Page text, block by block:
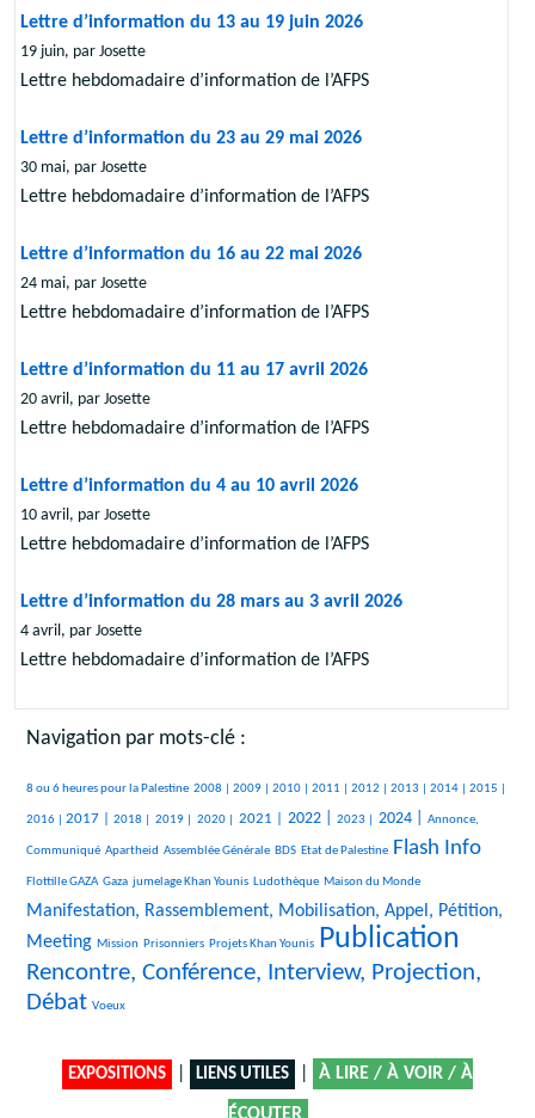
Lettre d’information du 13 au 19 juin 2026
19 juin, par Josette
Lettre hebdomadaire d’information de l’AFPS
Lettre d’information du 23 au 29 mai 2026
30 mai, par Josette
Lettre hebdomadaire d’information de l’AFPS
Lettre d’information du 16 au 22 mai 2026
24 mai, par Josette
Lettre hebdomadaire d’information de l’AFPS
Lettre d’information du 11 au 17 avril 2026
20 avril, par Josette
Lettre hebdomadaire d’information de l’AFPS
Lettre d’information du 4 au 10 avril 2026
10 avril, par Josette
Lettre hebdomadaire d’information de l’AFPS
Lettre d’information du 28 mars au 3 avril 2026
4 avril, par Josette
Lettre hebdomadaire d’information de l’AFPS
Navigation par mots-clé :
295/1964
8 ou 6 heures pour la Palestine
254/1964 2008 |
166/1964 2009 |
241/1964 2010 |
247/1964 2011 |
283/1964 2012 |
106/1964 2013 |
323/1964 2014 |
115/1964 2015 |
320/1964
2016 |
596/1964
2017 |
109/1964 2018 |
69/1964 2019 |
68/1964 2020 |
654/1964 2021 |
712/1964 2022 |
326/1964 2023 |
753/1964 2024 |
414/1964 Annonce,
Communiqué
21/1964 Apartheid
19/1964 Assemblée Générale
157/1964 BDS
43/1964 Etat de Palestine
1258/1964 Flash Info
26/1964
Flottille GAZA
270/1964 Gaza
153/1964 jumelage Khan Younis
214/1964 Ludothèque
14/1964 Maison du Monde
881/1964
Manifestation, Rassemblement, Mobilisation, Appel, Pétition,
Meeting
8/1964 Mission
20/1964 Prisonniers
99/1964 Projets Khan Younis
1964/1964 Publication
1429/1964
Rencontre, Conférence, Interview, Projection,
Débat
8/1964 Voeux
EXPOSITIONS LIENS UTILES À LIRE / À VOIR / À